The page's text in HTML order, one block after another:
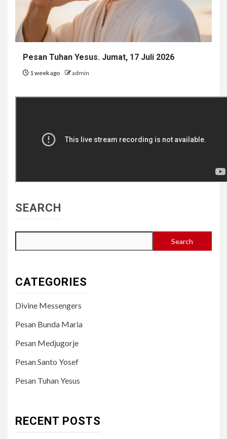
Pesan Tuhan Yesus. Jumat, 17 Juli 2026
1 week ago admin
SEARCH
Search
CATEGORIES
Divine Messengers
Pesan Bunda Maria
Pesan Medjugorje
Pesan Santo Yosef
Pesan Tuhan Yesus
RECENT POSTS